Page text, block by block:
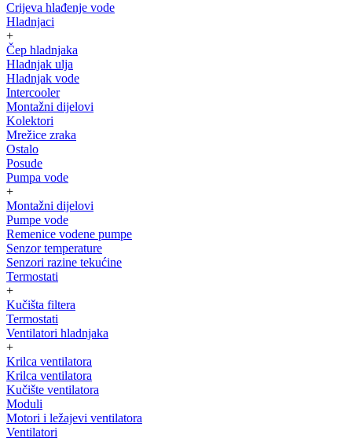
Crijeva hlađenje vode
Hladnjaci
+
Čep hladnjaka
Hladnjak ulja
Hladnjak vode
Intercooler
Montažni dijelovi
Kolektori
Mrežice zraka
Ostalo
Posude
Pumpa vode
+
Montažni dijelovi
Pumpe vode
Remenice vodene pumpe
Senzor temperature
Senzori razine tekućine
Termostati
+
Kučišta filtera
Termostati
Ventilatori hladnjaka
+
Krilca ventilatora
Krilca ventilatora
Kučište ventilatora
Moduli
Motori i ležajevi ventilatora
Ventilatori